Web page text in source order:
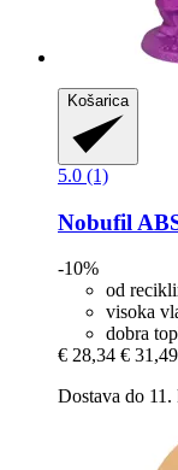
Košarica
5.0 (1)
Nobufil
-10%
od
visoka
dobra
€ 28,34 € 31,49
Dostava do 11.